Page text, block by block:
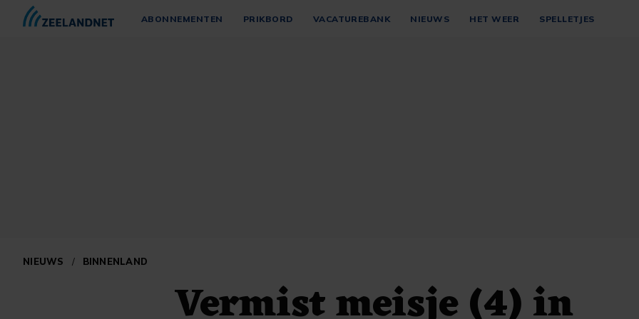
ABONNEMENTEN PRIKBORD VACATUREBANK NIEUWS HET WEER SPELLETJES
NIEUWS / BINNENLAND